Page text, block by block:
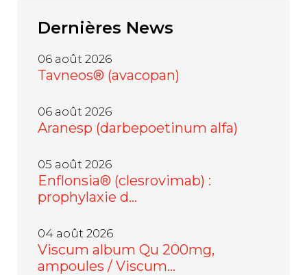
Dernières News
06 août 2026
Tavneos® (avacopan)
06 août 2026
Aranesp (darbepoetinum alfa)
05 août 2026
Enflonsia® (clesrovimab) :
prophylaxie d…
04 août 2026
Viscum album Qu 200mg,
ampoules / Viscum…